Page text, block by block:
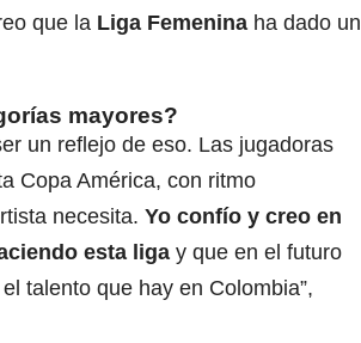
que la Liga Femenina ha dado un
mayores?
un reflejo de eso. Las jugadoras
Copa América, con ritmo
necesita. Yo confío y creo en
esta liga y que en el futuro
talento que hay en Colombia”,